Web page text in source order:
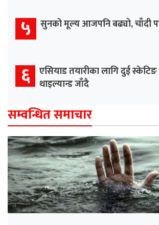
५ सुनको मूल्य आजपनि बढ्यो, चाँदी
६ एसियाड तयारीका लागि दुई
थाइल्यान्ड जाँदै
सम्वन्धित समाचार